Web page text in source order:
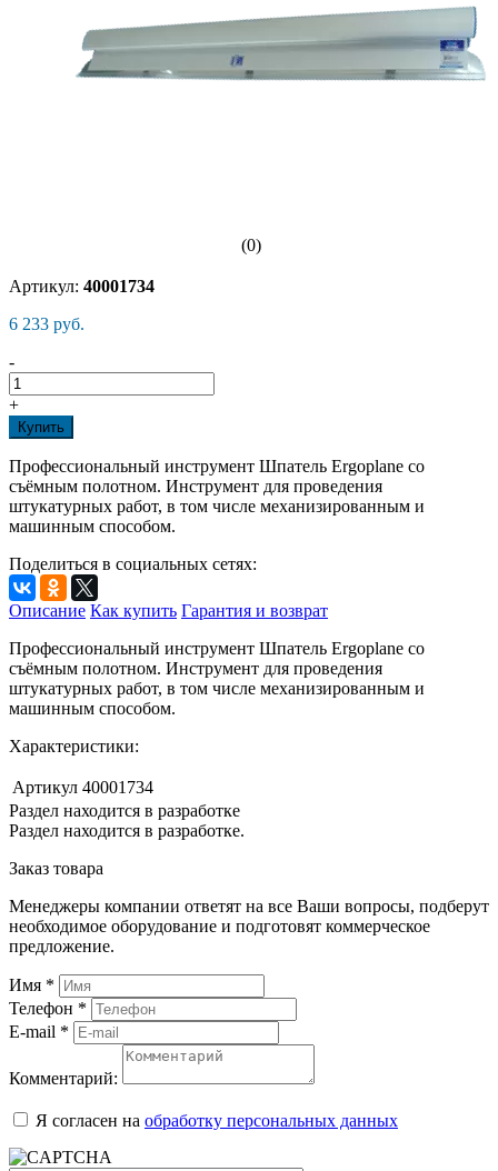
(0)
Артикул: 40001734
6 233 руб.
-
+
Купить
Профессиональный инструмент Шпатель Ergoplane со
съёмным полотном. Инструмент для проведения
штукатурных работ, в том числе механизированным и
машинным способом.
Поделиться в социальных сетях:
Описание Как купить Гарантия и возврат
Профессиональный инструмент Шпатель Ergoplane со
съёмным полотном. Инструмент для проведения
штукатурных работ, в том числе механизированным и
машинным способом.
Характеристики:
Артикул 40001734
Раздел находится в разработке
Раздел находится в разработке.
Заказ товара
Менеджеры компании ответят на все Ваши вопросы, подберут
необходимое оборудование и подготовят коммерческое
предложение.
Имя *
Телефон *
E-mail *
Комментарий:
Я согласен на обработку персональных данных